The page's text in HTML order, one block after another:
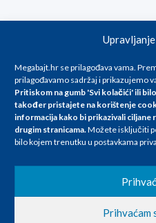
Megabajt.hr se prilagođava vama.
prilagođavamo sadržaj i prikazujemo
Pritiskom na gumb 'Svi kolačići' ili
također pristajete na korištenje
informacija kako bi prikazivali ciljane
drugim stranicama.Možete isključiti
bilo kojem trenutku u postavkama
Prihvaćam
Za artikle kojih trenutno nema u
info@megabajt.hr. Sve cijene su
promjenama, a
iskazane su za avansno
se razlikovati od cijena u našim
i točniji opis i sliku. Unatoč tome,
nastale u opisu proizvoda, greške